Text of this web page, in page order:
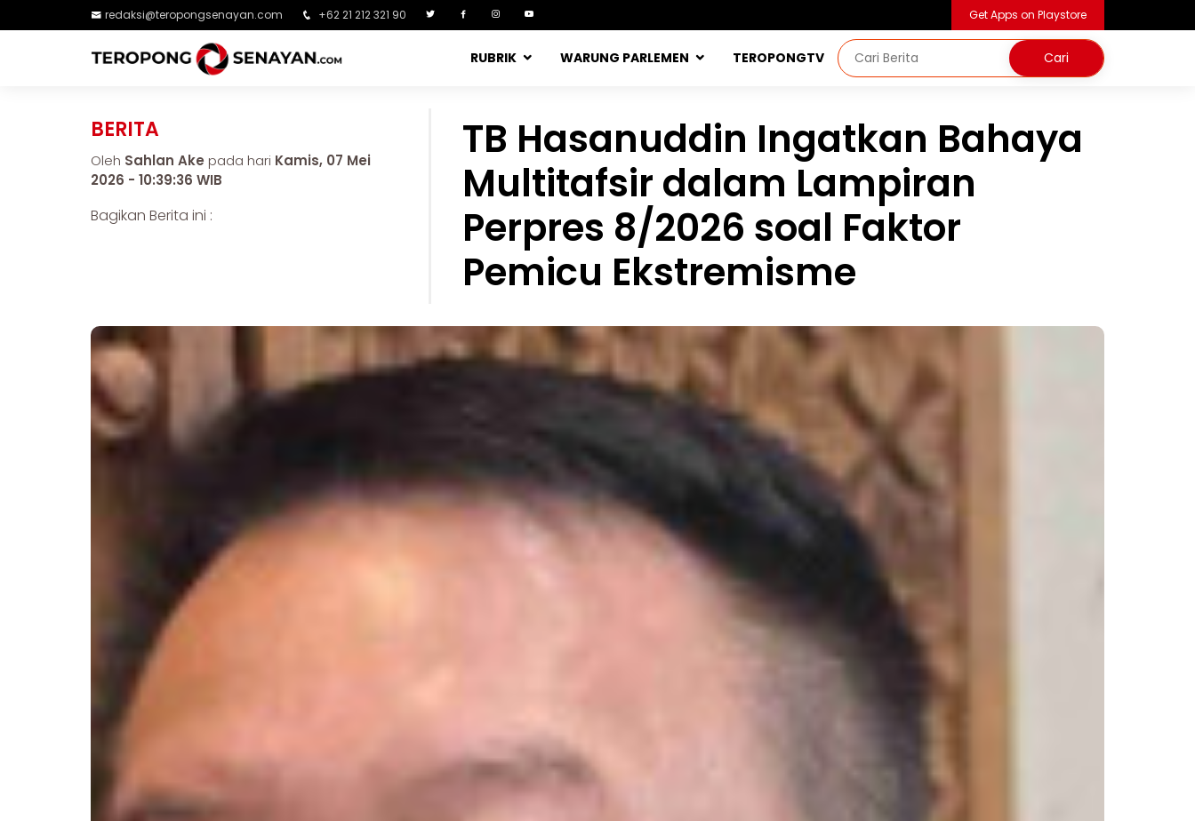
redaksi@teropongsenayan.com +62 21 212 321 90 Get Apps on Playstore
RUBRIK WARUNG PARLEMEN TEROPONGTV
BERITA
Oleh Sahlan Ake pada hari Kamis, 07 Mei
2026 - 10:39:36 WIB
Bagikan Berita ini :
TB Hasanuddin Ingatkan Bahaya
Multitafsir dalam Lampiran
Perpres 8/2026 soal Faktor
Pemicu Ekstremisme